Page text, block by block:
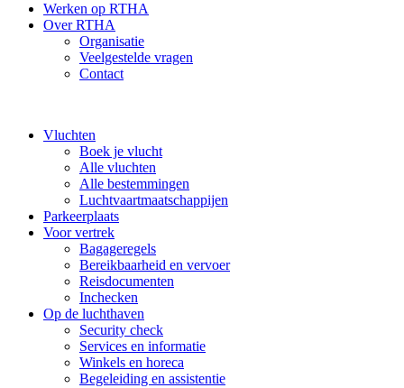
Werken op RTHA
Over RTHA
Organisatie
Veelgestelde vragen
Contact
Vluchten
Boek je vlucht
Alle vluchten
Alle bestemmingen
Luchtvaartmaatschappijen
Parkeerplaats
Voor vertrek
Bagageregels
Bereikbaarheid en vervoer
Reisdocumenten
Inchecken
Op de luchthaven
Security check
Services en informatie
Winkels en horeca
Begeleiding en assistentie